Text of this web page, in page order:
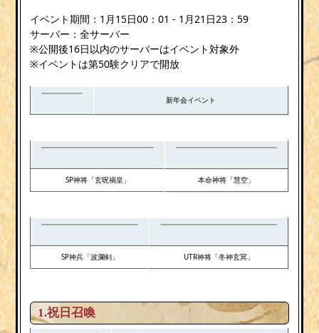
イベント期間：1月15日00：01 - 1月21日23：59
サーバー：全サーバー
※公開後16日以内のサーバーはイベント対象外
※イベントは第50験クリアで開放
新年会イベント
SP神将「玄呪禍皇」 本命神将「慧空」
SP神兵「波瀾剣」 UTR神将「冬神玄冥」
1.祝日召喚